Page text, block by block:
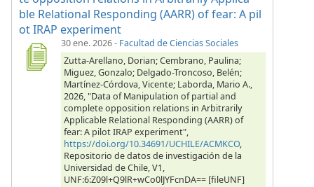
ble Relational Responding (AARR) of fear: A pil
ot IRAP experiment
30 ene. 2026- Facultad de Ciencias Sociales
Zutta-Arellano, Dorian; Cembrano, Paulina;
Miguez, Gonzalo; Delgado-Troncoso, Belén;
Martínez-Córdova, Vicente; Laborda, Mario A.,
2026, "Data of Manipulation of partial and
complete opposition relations in Arbitrarily
Applicable Relational Responding (AARR) of
fear: A pilot IRAP experiment",
https://doi.org/10.34691/UCHILE/ACMKCO,
Repositorio de datos de investigación de la
Universidad de Chile, V1,
UNF:6:Z09l+Q9lR+wCo0lJYFcnDA== [fileUNF]